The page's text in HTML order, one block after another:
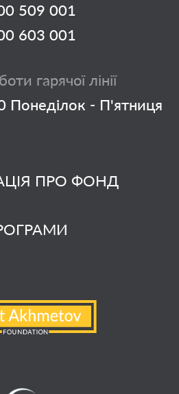
ПРО ФОНД
509 001
603 001
гарячої лінії
Понеділок - П'ятниця